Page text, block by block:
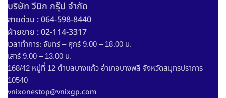
บริษัท วีนิก กรุ๊ป จำกัด
สายด่วน : 064-598-8440
ฝ่ายขาย : 02-114-3317
เวลาทำการ: จันทร์ – ศุกร์ 9.00 – 18.00 น.
เสาร์ 9.00 – 13.00 น.
168/42 หมู่ที่ 12 ตำบลบางแก้ว อำเภอบางพลี จังหวัดสมุทรปราการ
10540
vnixonestop@vnixgp.com